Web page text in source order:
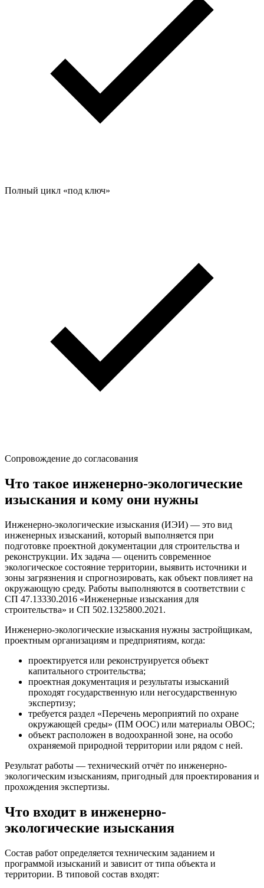
Полный цикл «под ключ»
Сопровождение до согласования
Что такое инженерно-экологические
изыскания и кому они нужны
Инженерно-экологические изыскания (ИЭИ) — это вид
инженерных изысканий, который выполняется при
подготовке проектной документации для строительства и
реконструкции. Их задача — оценить современное
экологическое состояние территории, выявить источники и
зоны загрязнения и спрогнозировать, как объект повлияет на
окружающую среду. Работы выполняются в соответствии с
СП 47.13330.2016 «Инженерные изыскания для
строительства» и СП 502.1325800.2021.
Инженерно-экологические изыскания нужны застройщикам,
проектным организациям и предприятиям, когда:
проектируется или реконструируется объект
капитального строительства;
проектная документация и результаты изысканий
проходят государственную или негосударственную
экспертизу;
требуется раздел «Перечень мероприятий по охране
окружающей среды» (ПМ ООС) или материалы ОВОС;
объект расположен в водоохранной зоне, на особо
охраняемой природной территории или рядом с ней.
Результат работы — технический отчёт по инженерно-
экологическим изысканиям, пригодный для проектирования и
прохождения экспертизы.
Что входит в инженерно-
экологические изыскания
Состав работ определяется техническим заданием и
программой изысканий и зависит от типа объекта и
территории. В типовой состав входят: